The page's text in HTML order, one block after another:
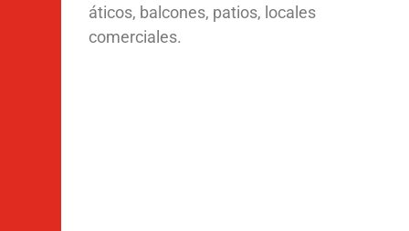
áticos, balcones, patios, locales
comerciales.